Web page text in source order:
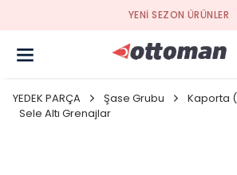
YENI SEZON ÜRÜNLER
YEDEK PARÇA Şase Grubu
Kaporta
Sele Altı Grenajlar